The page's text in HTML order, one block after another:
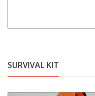
SURVIVAL KIT